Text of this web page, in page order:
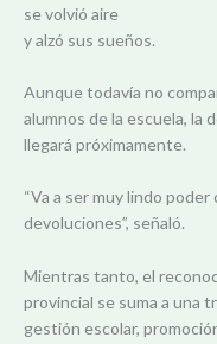
se volvió aire
y alzó sus sueños.
Aunque todavía no
alumnos de la escuela, la
llegará próximamente.
“Va a ser muy lindo
devoluciones”, señaló.
Mientras tanto, el
provincial se suma a una
gestión escolar,